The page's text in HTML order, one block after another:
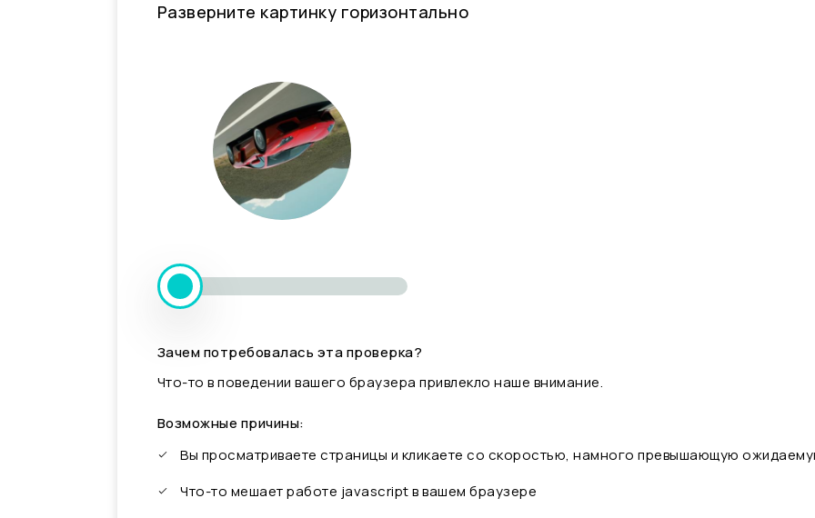
Разверните картинку горизонтально
Зачем потребовалась эта проверка?
Что-то в поведении вашего браузера привлекло наше внимание.
Возможные причины:
Вы просматриваете страницы и кликаете со скоростью, намного превышающую
Что-то мешает работе javascript в вашем браузере